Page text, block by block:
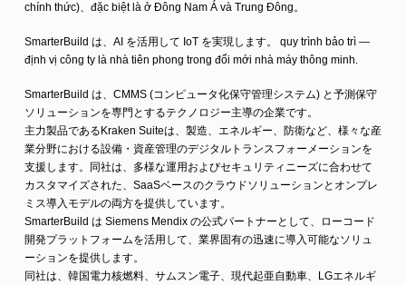
chính thức)、đặc biệt là ở Đông Nam Á và Trung Đông。
SmarterBuild は、AI を活用して IoT を実現します。 quy trình bảo trì —
định vị công ty là nhà tiên phong trong đổi mới nhà máy thông minh.
SmarterBuild は、CMMS (コンピュータ化保守管理システム) と予測保守
ソリューションを専門とするテクノロジー主導の企業です。
主力製品であるKraken Suiteは、製造、エネルギー、防衛など、様々な産
業分野における設備・資産管理のデジタルトランスフォーメーションを
支援します。同社は、多様な運用およびセキュリティニーズに合わせて
カスタマイズされた、SaaSベースのクラウドソリューションとオンプレ
ミス導入モデルの両方を提供しています。
SmarterBuild は Siemens Mendix の公式パートナーとして、ローコード
開発プラットフォームを活用して、業界固有の迅速に導入可能なソリュ
ーションを提供します。
同社は、韓国電力核燃料、サムスン電子、現代起亜自動車、LGエネルギ